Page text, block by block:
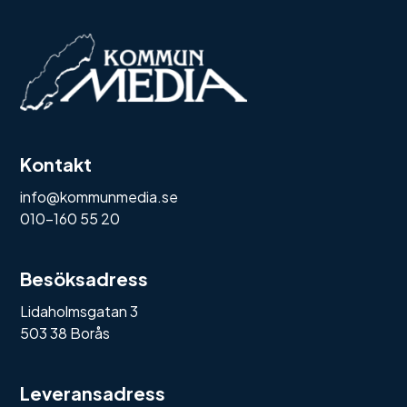
Kontakt
info@kommunmedia.se
010-160 55 20
Besöksadress
Lidaholmsgatan 3
503 38 Borås
Leveransadress